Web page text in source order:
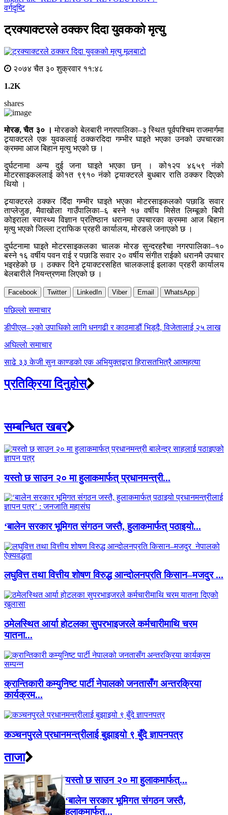
वर्गदृष्टि
ट्रक्याक्टरले ठक्कर दिदा युवकको मृत्यु
मूलबाटाे
२०७४ चैत ३० शुक्रवार ११:४८
1.2K
shares
मोरङ, चैत ३० । मोरङको बेलबारी नगरपालिका–३ स्थित पूर्वपश्चिम राजमार्गमा
ट्र्याक्टरले एक युवकलाई ठक्करदिदा गम्भीर घाइते भएका उनको उपचारका
क्रममा आज बिहान मृत्यु भएको छ ।
दुर्घटनामा अन्य दुई जना घाइते भएका छन् । को१२प ४६५९ नंको
मोटरसाइकललाई को१त ९९१० नंको ट्र्याक्टरले बुधबार राति ठक्कर दिएको
थियो ।
ट्र्याक्टरले ठक्कर दिँदा गम्भीर घाइते भएका मोटरसाइकलको पछाडि सवार
ताप्लेजुङ, मैवाखोला गाउँपालिका–६ बस्ने १७ वर्षीय मिसेत लिम्बूको बिपी
कोइराला स्वास्थ्य विज्ञान प्रतिष्ठान धरानमा उपचारका क्रममा आज बिहान
मृत्यु भएको जिल्ला ट्राफिक प्रहरी कार्यालय, मोरङले जनाएको छ ।
दुर्घटनामा घाइते मोटरसाइकलका चालक मोरङ सुन्दरहरैचा नगरपालिका–१०
बस्ने १६ वर्षीय पवन राई र पछाडि सवार २० वर्षीय संगीत राईको धरानमै उपचार
भइरहेको छ । ठक्कर दिने ट्र्याक्टरसहित चालकलाई इलाका प्रहरी कार्यालय
बेलबारीले नियन्त्रणमा लिएको छ ।
Facebook Twitter LinkedIn Viber Email WhatsApp
Post
navigation
पछिल्लाे समाचार
डीपीएल–२को उपाधिको लागि धनगढी र काठमाडौं भिड्दै, विजेतालाई २५ लाख
अघिल्लाे समाचार
साढे ३३ केजी सुन काण्डको एक अभियुक्तद्वारा हिरासतभित्रै आत्महत्या
प्रतिक्रिया दिनुहोस्
सम्बन्धित खबर
यस्तो छ साउन २० मा हुलाकमार्फत् प्रधानमन्त्री...
‘बालेन सरकार भूमिगत संगठन जस्तै, हुलाकमार्फत् पठाइयो...
लघुवित्त तथा वित्तीय शोषण विरुद्ध आन्दोलनप्रति किसान–मजदुर ...
ठमेलस्थित आर्या होटलका सुपरभाइजरले कर्मचारीमाथि चरम
यातना...
क्रान्तिकारी कम्युनिष्ट पार्टी नेपालको जनतासँग अन्तरक्रिया
कार्यक्रम...
कञ्चनपुरले प्रधानमन्त्रीलाई बुझाइयो ९ बुँदे ज्ञापनपत्र
ताजा
यस्तो छ साउन २० मा हुलाकमार्फत्...
‘बालेन सरकार भूमिगत संगठन जस्तै,
हुलाकमार्फत्...